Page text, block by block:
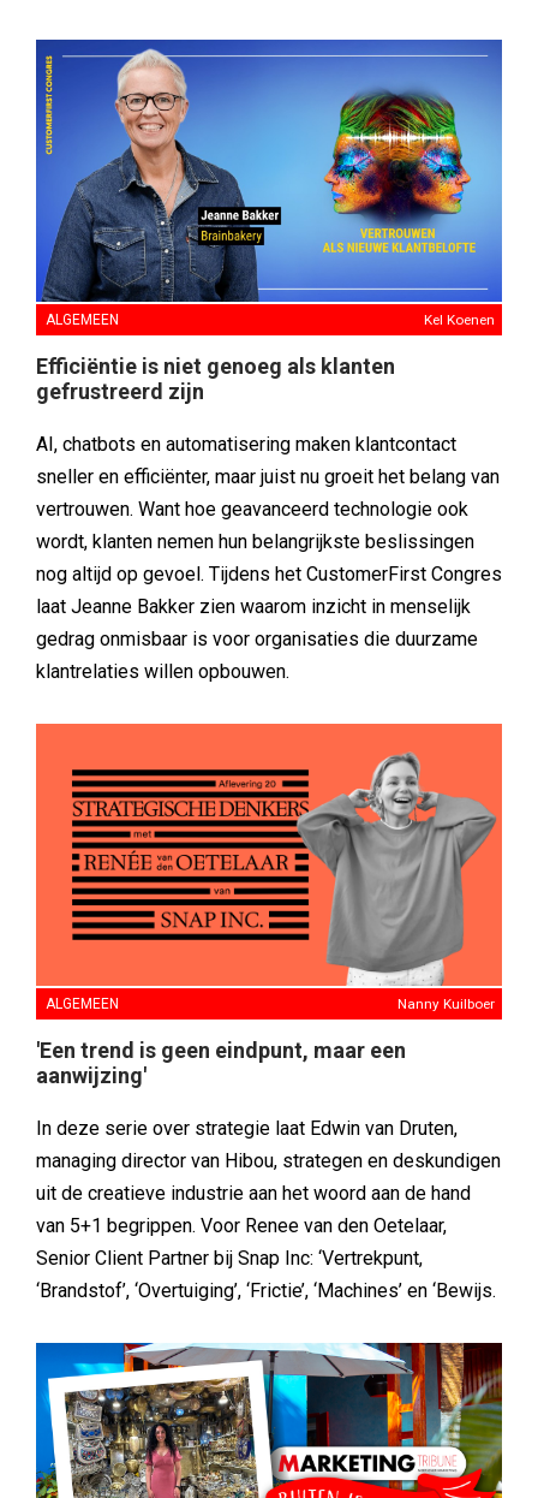
ALGEMEEN Kel Koenen
Efficiëntie is niet genoeg als klanten
gefrustreerd zijn
AI, chatbots en automatisering maken klantcontact
sneller en efficiënter, maar juist nu groeit het belang van
vertrouwen. Want hoe geavanceerd technologie ook
wordt, klanten nemen hun belangrijkste beslissingen
nog altijd op gevoel. Tijdens het CustomerFirst Congres
laat Jeanne Bakker zien waarom inzicht in menselijk
gedrag onmisbaar is voor organisaties die duurzame
klantrelaties willen opbouwen.
ALGEMEEN Nanny Kuilboer
'Een trend is geen eindpunt, maar een
aanwijzing'
In deze serie over strategie laat Edwin van Druten,
managing director van Hibou, strategen en deskundigen
uit de creatieve industrie aan het woord aan de hand
van 5+1 begrippen. Voor Renee van den Oetelaar,
Senior Client Partner bij Snap Inc: ‘Vertrekpunt,
‘Brandstof’, ‘Overtuiging’, ‘Frictie’, ‘Machines’ en ‘Bewijs.